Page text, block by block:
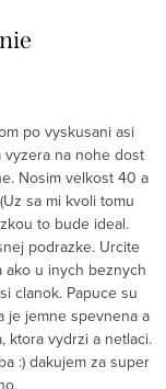
po vyskusani asi
vyzera na nohe dost
Nosim velkost 40 a
sa mi kvoli tomu
to bude ideal.
podrazke. Urcite
ako u inych beznych
clanok. Papuce su
je jemne spevnena a
ktora vydrzi a netlaci.
:) dakujem za super